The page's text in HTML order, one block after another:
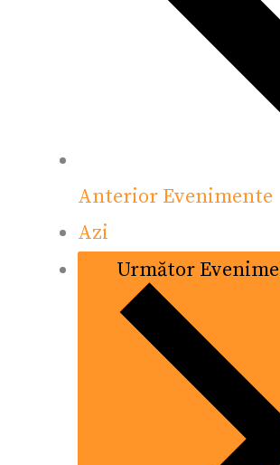
Anterior Evenimente
Azi
Următor